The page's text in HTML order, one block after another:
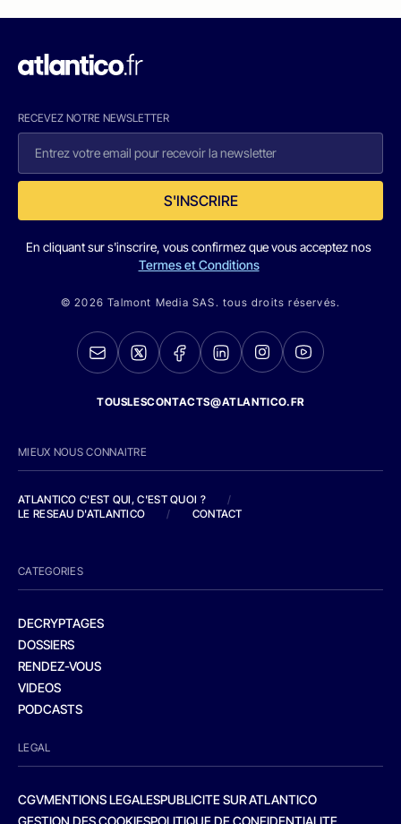
RECEVEZ NOTRE NEWSLETTER
S'INSCRIRE
En cliquant sur s'inscrire, vous confirmez que vous acceptez nos
Termes et Conditions
© 2026 Talmont Media SAS. tous droits réservés.
TOUSLESCONTACTS@ATLANTICO.FR
MIEUX NOUS CONNAITRE
ATLANTICO C'EST QUI, C'EST QUOI ?
/
LE RESEAU D'ATLANTICO
/ CONTACT
CATEGORIES
DECRYPTAGES
DOSSIERS
RENDEZ-VOUS
VIDEOS
PODCASTS
LEGAL
CGVMENTIONS LEGALESPUBLICITE SUR ATLANTICO
GESTION DES COOKIESPOLITIQUE DE CONFIDENTIALITE